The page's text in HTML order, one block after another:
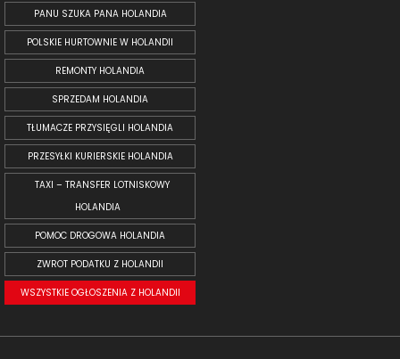
PANU SZUKA PANA HOLANDIA
POLSKIE HURTOWNIE W HOLANDII
REMONTY HOLANDIA
SPRZEDAM HOLANDIA
TŁUMACZE PRZYSIĘGLI HOLANDIA
PRZESYŁKI KURIERSKIE HOLANDIA
TAXI – TRANSFER LOTNISKOWY
HOLANDIA
POMOC DROGOWA HOLANDIA
ZWROT PODATKU Z HOLANDII
WSZYSTKIE OGŁOSZENIA Z HOLANDII